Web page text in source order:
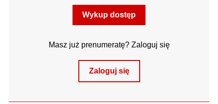
Wykup dostęp
Masz już prenumeratę? Zaloguj się
Zaloguj się